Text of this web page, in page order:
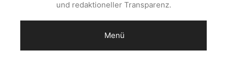
und redaktioneller Transparenz.
Menü